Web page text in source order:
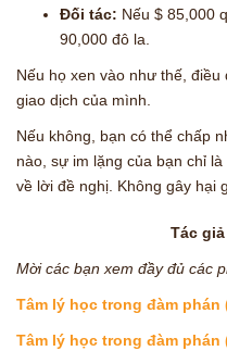
Đối tác: Nếu $ 85,000
90,000 đô la.
Nếu họ xen vào như thế,
giao dịch của mình.
Nếu không, bạn có thể chấp
nào, sự im lặng của bạn chỉ
về lời đề nghị. Không gây hại
Tác
Mời các bạn xem đầy đủ các
Tâm lý học trong đàm phán
Tâm lý học trong đàm phán